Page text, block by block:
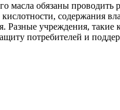
масла обязаны
содержания
Разные учреждения,
потребителей и